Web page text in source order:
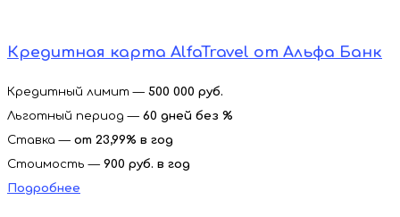
Кредитная карта AlfaTravel от Альфа Банк
Кредитный лимит — 500 000 руб.
Льготный период — 60 дней без %
Ставка — от 23,99% в год
Стоимость — 900 руб. в год
Подробнее